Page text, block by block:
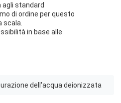
agli standard
di ordine per questo
scala.
in base alle
dell'acqua deionizzata